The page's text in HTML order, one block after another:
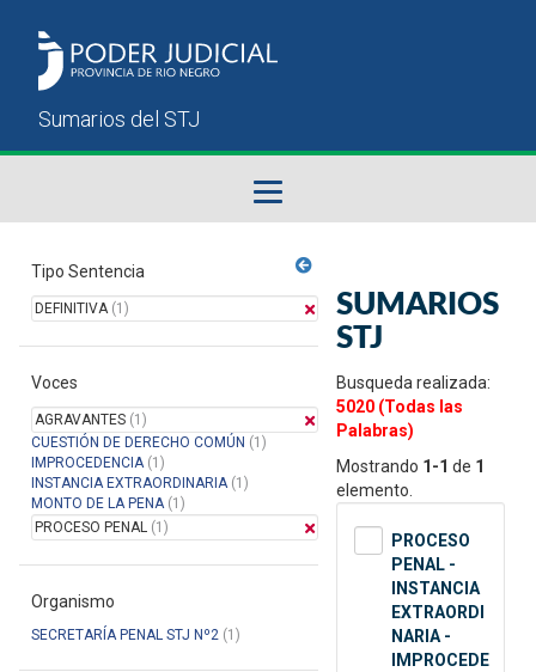
Sumarios del STJ
Manual del Usuario
Tipo Sentencia
DEFINITIVA(1)
Voces
AGRAVANTES (1)
CUESTIÓN DE DERECHO COMÚN (1)
IMPROCEDENCIA(1)
INSTANCIA EXTRAORDINARIA(1)
MONTO DE LA PENA(1)
PROCESO PENAL (1)
Organismo
SECRETARÍA PENAL STJ Nº2 (1)
SUMARIOS
STJ
Busqueda realizada:
5020 (Todas las
Palabras)
Mostrando 1-1 de 1
elemento.
PROCESO
PENAL -
INSTANCIA
EXTRAORDI
NARIA -
IMPROCEDE